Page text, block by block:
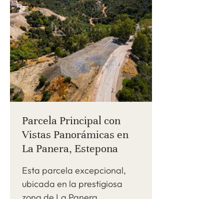
Parcela Principal con
Vistas Panorámicas en
La Panera, Estepona
Esta parcela excepcional,
ubicada en la prestigiosa